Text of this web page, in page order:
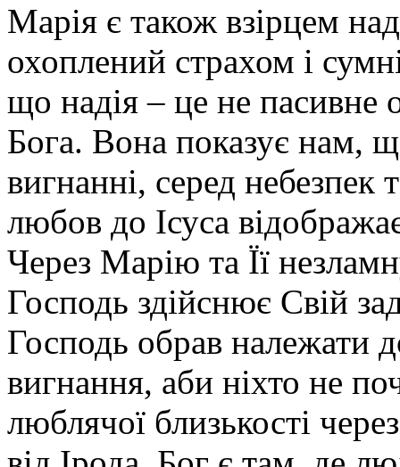
Марія є також взірцем
охоплений страхом і
що надія – це не пасивне
Бога. Вона показує нам,
вигнанні, серед небезпек
любов до Ісуса
Через Марію та Її
Господь здійснює Свій
Господь обрав належати
вигнання, аби ніхто не
люблячої близькості